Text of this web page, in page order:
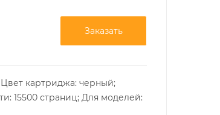
Заказать
картриджа: черный;
15500 страниц; Для моделей: